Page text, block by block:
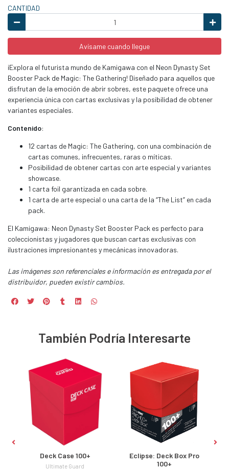
CANTIDAD
Avísame cuando llegue
¡Explora el futurista mundo de Kamigawa con el Neon Dynasty Set
Booster Pack de Magic: The Gathering! Diseñado para aquellos que
disfrutan de la emoción de abrir sobres, este paquete ofrece una
experiencia única con cartas exclusivas y la posibilidad de obtener
variantes especiales.
Contenido:
12 cartas de Magic: The Gathering, con una combinación de
cartas comunes, infrecuentes, raras o míticas.
Posibilidad de obtener cartas con arte especial y variantes
showcase.
1 carta foil garantizada en cada sobre.
1 carta de arte especial o una carta de la “The List” en cada
pack.
El Kamigawa: Neon Dynasty Set Booster Pack es perfecto para
coleccionistas y jugadores que buscan cartas exclusivas con
ilustraciones impresionantes y mecánicas innovadoras.
Las imágenes son referenciales e información es entregada por el
distribuidor, pueden existir cambios.
También Podría Interesarte
Deck Case 100+
Ultimate Guard
Eclipse: Deck Box Pro
100+